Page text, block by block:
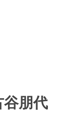
朋代